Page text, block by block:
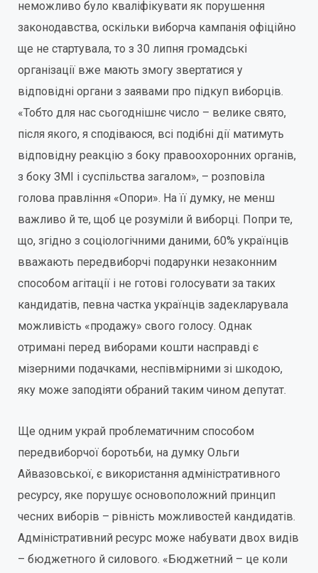
неможливо було кваліфікувати як порушення
законодавства, оскільки виборча кампанія офіційно
ще не стартувала, то з 30 липня громадські
організації вже мають змогу звертатися у
відповідні органи з заявами про підкуп виборців.
«Тобто для нас сьогоднішнє число – велике свято,
після якого, я сподіваюся, всі подібні дії матимуть
відповідну реакцію з боку правоохоронних органів,
з боку ЗМІ і суспільства загалом», – розповіла
голова правління «Опори». На її думку, не менш
важливо й те, щоб це розуміли й виборці. Попри те,
що, згідно з соціологічними даними, 60% українців
вважають передвиборчі подарунки незаконним
способом агітації і не готові голосувати за таких
кандидатів, певна частка українців задекларувала
можливість «продажу» свого голосу. Однак
отримані перед виборами кошти насправді є
мізерними подачками, неспівмірними зі шкодою,
яку може заподіяти обраний таким чином депутат.
Ще одним украй проблематичним способом
передвиборчої боротьби, на думку Ольги
Айвазовської, є використання адміністративного
ресурсу, яке порушує основоположний принцип
чесних виборів – рівність можливостей кандидатів.
Адміністративний ресурс може набувати двох видів
– бюджетного й силового. «Бюджетний – це коли